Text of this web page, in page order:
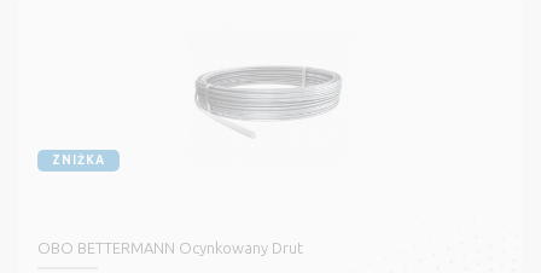
ZNIŻKA
OBO BETTERMANN Ocynkowany Drut